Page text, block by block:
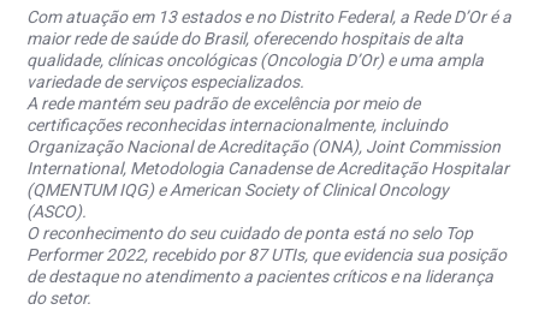
Com atuação em 13 estados e no Distrito Federal, a Rede D’Or é a
maior rede de saúde do Brasil, oferecendo hospitais de alta
qualidade, clínicas oncológicas (Oncologia D’Or) e uma ampla
variedade de serviços especializados.
A rede mantém seu padrão de excelência por meio de
certificações reconhecidas internacionalmente, incluindo
Organização Nacional de Acreditação (ONA), Joint Commission
International, Metodologia Canadense de Acreditação Hospitalar
(QMENTUM IQG) e American Society of Clinical Oncology
(ASCO).
O reconhecimento do seu cuidado de ponta está no selo Top
Performer 2022, recebido por 87 UTIs, que evidencia sua posição
de destaque no atendimento a pacientes críticos e na liderança
do setor.